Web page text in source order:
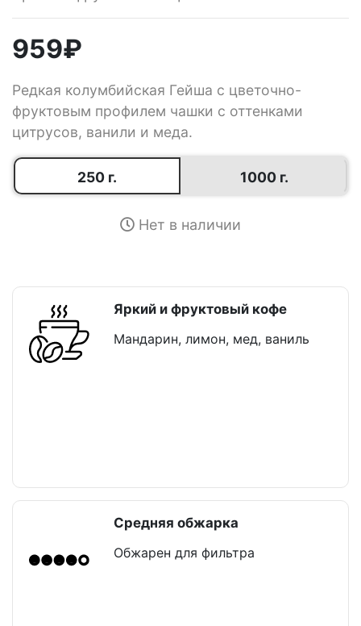
959₽
Редкая колумбийская Гейша с цветочно-
фруктовым профилем чашки с оттенками
цитрусов, ванили и меда.
250 г. 1000 г.
Нет в наличии
Яркий и фруктовый кофе
Мандарин, лимон, мед, ваниль
Средняя обжарка
Обжарен для фильтра